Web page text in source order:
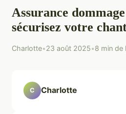
Assurance
sécurisez votre
Charlotte•23 août 2025•8 min de
C Charlotte